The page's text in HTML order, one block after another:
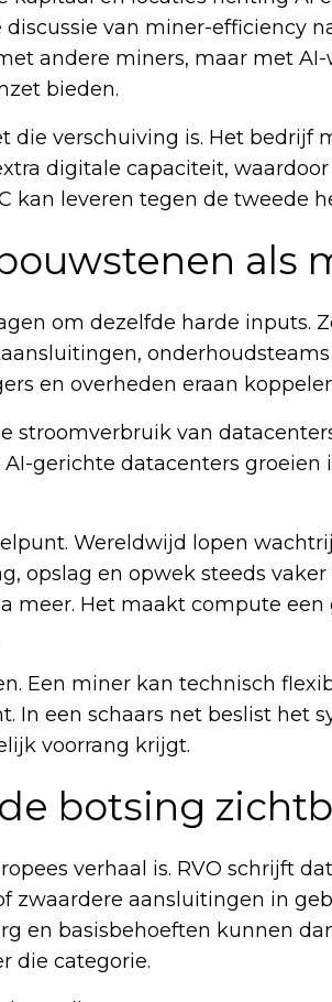
van miner-efficiency
andere miners, maar met
bieden.
die verschuiving is. Het bedrijf
digitale capaciteit,
kan leveren tegen de tweede
als
om dezelfde harde inputs.
en overheden eraan
stroomverbruik van
gerichte datacenters groeien
Wereldwijd lopen
opslag en opwek steeds
meer. Het maakt compute een
Een miner kan technisch
In een schaars net beslist het
voorrang krijgt.
botsing
verhaal is. RVO schrijft
zwaardere aansluitingen in
en basisbehoeften kunnen
die categorie.